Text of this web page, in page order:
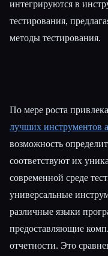
интегрируются в
тестирования,
методы тестирования.
По мере роста
лучших инструментов
возможность
соответствуют их
современной среде
универсальные
различные языки
предоставляющие
отчетности. Это